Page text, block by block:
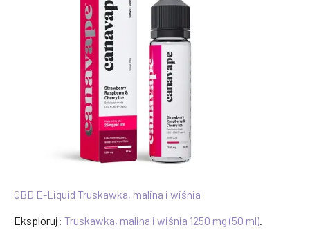
CBD E-Liquid Truskawka, malina i wiśnia
Eksploruj: Truskawka, malina i wiśnia 1250 mg (50 ml).